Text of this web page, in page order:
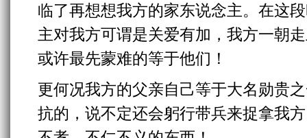
临了再想想我方的家东说念主。在这
主对我方可谓是关爱有加，我方一朝
或许最先蒙难的等于他们！
更何况我方的父亲自己等于大名勋贵
抗的，说不定还会躬行带兵来捉拿我